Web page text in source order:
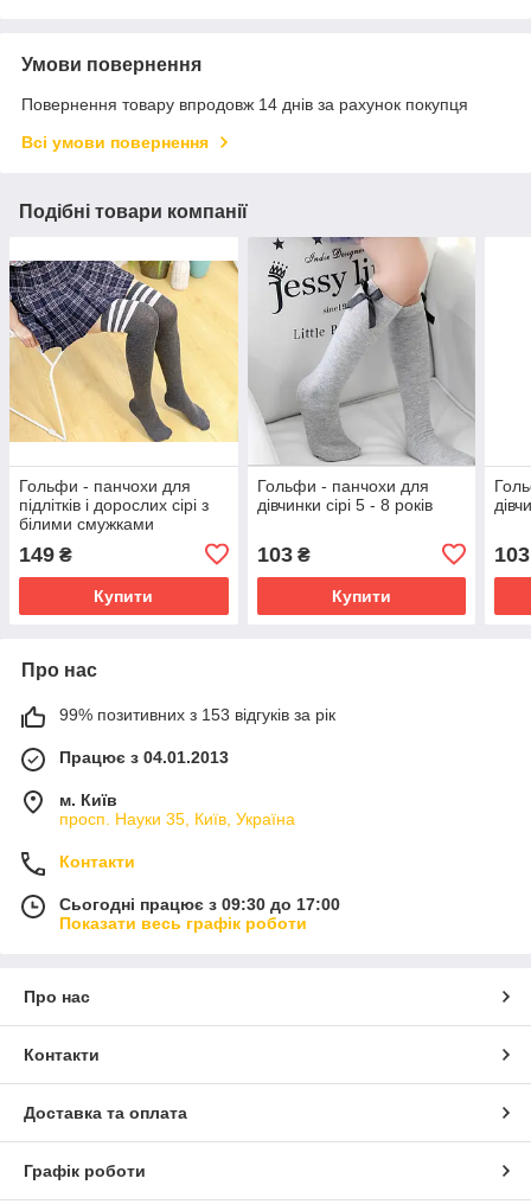
Умови повернення
Повернення товару впродовж 14 днів за рахунок покупця
Всі умови повернення
Подібні товари компанії
Гольфи - панчохи для
підлітків і дорослих сірі з
білими смужками
149 ₴
Купити
Гольфи - панчохи для
дівчинки сірі 5 - 8 років
103₴
Купити
103
Про нас
99% позитивних з 153 відгуків за рік
Працює з 04.01.2013
м. Київ
просп. Науки 35, Київ, Україна
Контакти
Сьогодні працює з 09:30 до 17:00
Показати весь графік роботи
Про нас
Контакти
Доставка та оплата
Графік роботи